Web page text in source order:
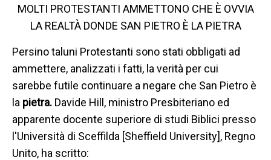
MOLTI PROTESTANTI AMMETTONO CHE È OVVIA
LA REALTÀ DONDE SAN PIETRO È LA PIETRA
Persino taluni Protestanti sono stati obbligati ad
ammettere, analizzati i fatti, la verità per cui
sarebbe futile continuare a negare che San Pietro è
la pietra. Davide Hill, ministro Presbiteriano ed
apparente docente superiore di studi Biblici presso
l'Università di Sceffilda [Sheffield University], Regno
Unito, ha scritto: